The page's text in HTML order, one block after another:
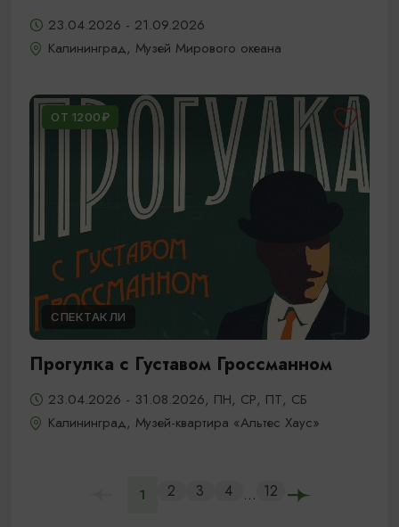
23.04.2026 - 21.09.2026
Калининград, Музей Мирового океана
ОТ 1200₽
СПЕКТАКЛИ
Прогулка с Густавом Гроссманном
23.04.2026 - 31.08.2026, ПН, СР, ПТ, СБ
Калининград, Музей-квартира «Альтес Хаус»
1 2 3 4 ... 12